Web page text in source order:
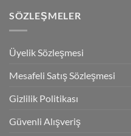
SÖZLEŞMELER
Üyelik Sözleşmesi
Mesafeli Satış Sözleşmesi
Gizlilik Politikası
Güvenli Alışveriş